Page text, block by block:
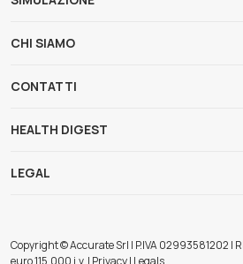
CHI SIAMO
CONTATTI
HEALTH DIGEST
LEGAL
Copyright © Accurate Srl | P.IVA 02993581202 |
euro 115.000 i.v. | Privacy | Legals